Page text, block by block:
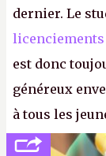
dernier. Le
est donc
généreux
à tous les
politesse et